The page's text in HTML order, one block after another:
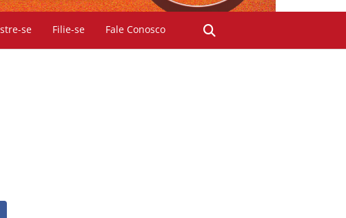
se Filie-se Fale Conosco